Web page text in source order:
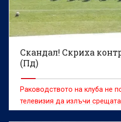
Скандал! Скриха
(Пд)
Раководството на клуба не
телевизия да излъчи
Загора)